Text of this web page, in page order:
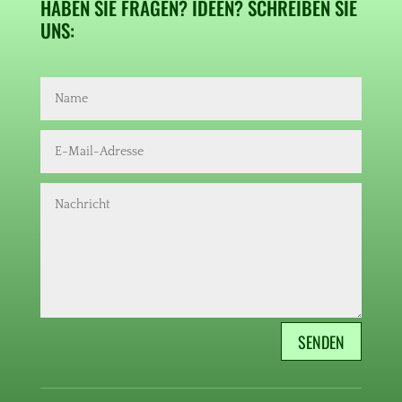
HABEN SIE FRAGEN? IDEEN? SCHREIBEN SIE
UNS:
SENDEN